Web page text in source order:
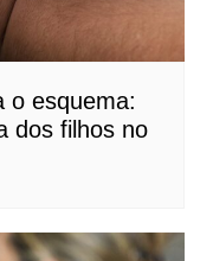
o esquema:
dos filhos no